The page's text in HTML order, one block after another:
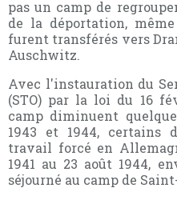
pas un camp de
de la déportation,
furent transférés vers
Auschwitz.
Avec l'instauration du
(STO) par la loi du 16
camp diminuent
1943 et 1944, certains
travail forcé en
1941 au 23 août 1944,
séjourné au camp de